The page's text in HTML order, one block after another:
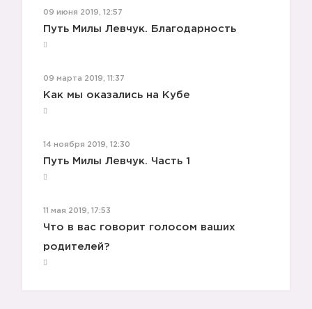
09 июня 2019, 12:57
Путь Милы Левчук. Благодарность
09 марта 2019, 11:37
Как мы оказались на Кубе
14 ноября 2019, 12:30
Путь Милы Левчук. Часть 1
11 мая 2019, 17:53
Что в вас говорит голосом ваших
родителей?